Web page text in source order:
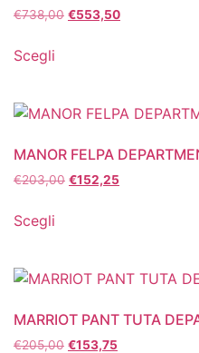
€738,00 €553,50
Scegli
MANOR FELPA
€203,00 €152,25
Scegli
MARRIOT PANT TUTA
€205,00 €153,75